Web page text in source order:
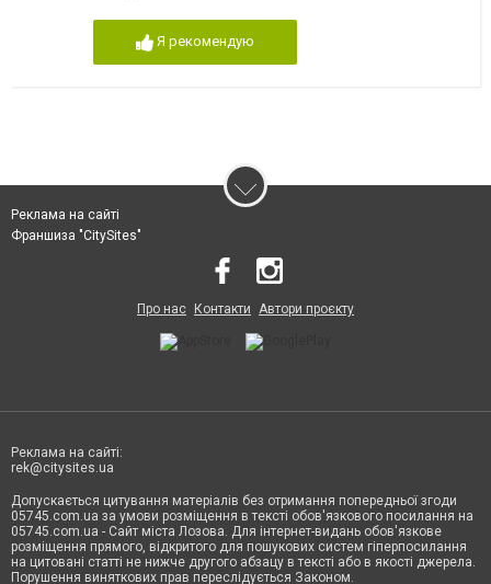
Я рекомендую
Реклама на сайті
Франшиза "CitySites"
Про нас Контакти Автори проєкту
Реклама на сайті:
rek@citysites.ua
Допускається цитування матеріалів без отримання попередньої згоди
05745.com.ua за умови розміщення в тексті обов'язкового посилання на
05745.com.ua - Сайт міста Лозова. Для інтернет-видань обов'язкове
розміщення прямого, відкритого для пошукових систем гіперпосилання
на цитовані статті не нижче другого абзацу в тексті або в якості джерела.
Порушення виняткових прав переслідується Законом.